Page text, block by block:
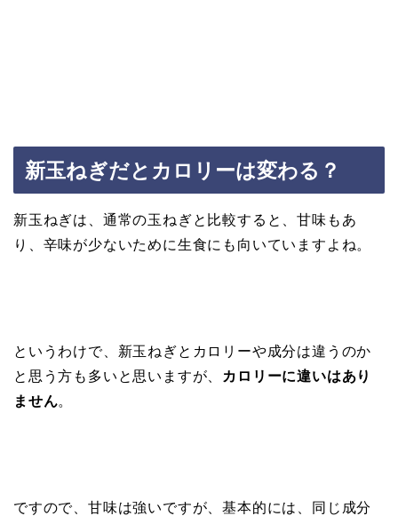
新玉ねぎだとカロリーは変わる？
新玉ねぎは、通常の玉ねぎと比較すると、甘味もあ
り、辛味が少ないために生食にも向いていますよね。
というわけで、新玉ねぎとカロリーや成分は違うのか
と思う方も多いと思いますが、
カロリーに違いはあり
ません。
ですので、甘味は強いですが、基本的には、同じ成分